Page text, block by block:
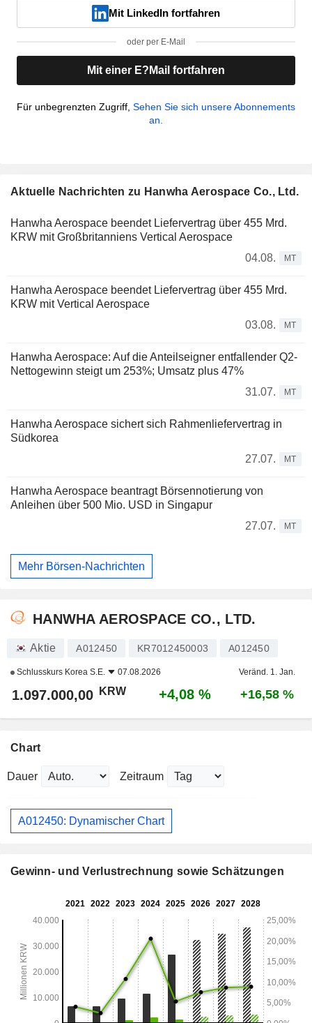
Mit LinkedIn fortfahren
oder per E-Mail
Mit einer E?Mail fortfahren
Für unbegrenzten Zugriff, Sehen Sie sich unsere Abonnements
an.
Aktuelle Nachrichten zu Hanwha Aerospace Co., Ltd.
Hanwha Aerospace beendet Liefervertrag über 455 Mrd.
KRW mit Großbritanniens Vertical Aerospace
04.08.
MT
Hanwha Aerospace beendet Liefervertrag über 455 Mrd.
KRW mit Vertical Aerospace
03.08.
MT
Hanwha Aerospace: Auf die Anteilseigner entfallender Q2-
Nettogewinn steigt um 253%; Umsatz plus 47%
31.07.
MT
Hanwha Aerospace sichert sich Rahmenliefervertrag in
Südkorea
27.07.
MT
Hanwha Aerospace beantragt Börsennotierung von
Anleihen über 500 Mio. USD in Singapur
27.07.
MT
Mehr Börsen-Nachrichten
HANWHA AEROSPACE CO., LTD.
Aktie A012450 KR7012450003 A012450
Schlusskurs Korea S.E. 07.08.2026 Veränd. 1. Jan.
1.097.000,00 KRW +4,08 % +16,58 %
Chart
Dauer Zeitraum
A012450: Dynamischer Chart
Gewinn- und Verlustrechnung sowie Schätzungen